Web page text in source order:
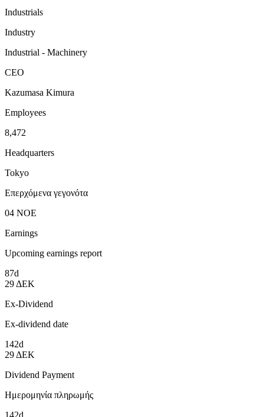
Industrials
Industry
Industrial - Machinery
CEO
Kazumasa Kimura
Employees
8,472
Headquarters
Tokyo
Επερχόμενα γεγονότα
04 ΝΟΕ
Earnings
Upcoming earnings report
87d
29 ΔΕΚ
Ex-Dividend
Ex-dividend date
142d
29 ΔΕΚ
Dividend Payment
Ημερομηνία πληρωμής
142d